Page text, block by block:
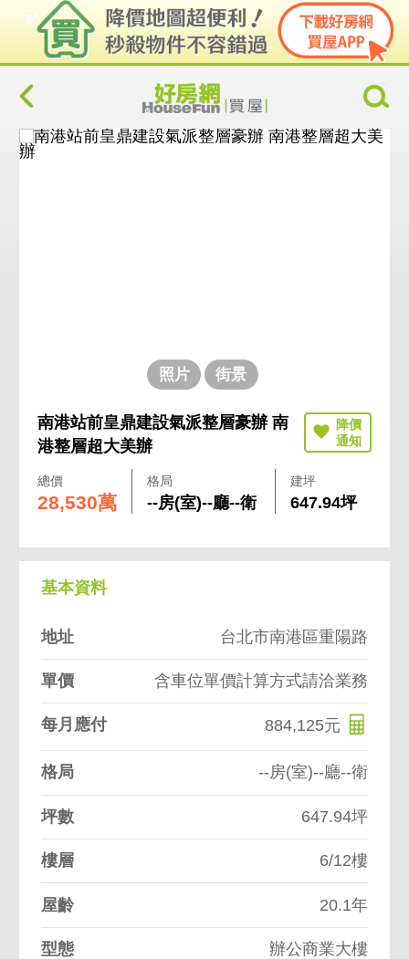
照片 街景
南港站前皇鼎建設氣派整層豪辦 南
港整層超大美辦
總價
28,530萬
格局
--房(室)--廳--衛
建坪
647.94坪
基本資料
地址 台北市南港區重陽路
單價 含車位單價計算方式請洽業務
每月應付 884,125元
格局 --房(室)--廳--衛
坪數 647.94坪
樓層 6/12樓
屋齡 20.1年
型態 辦公商業大樓